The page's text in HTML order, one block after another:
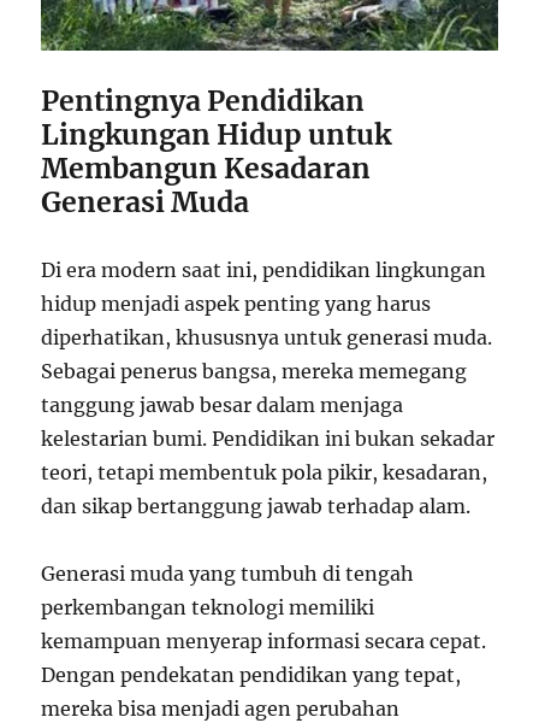
Pentingnya Pendidikan
Lingkungan Hidup untuk
Membangun Kesadaran
Generasi Muda
Di era modern saat ini, pendidikan lingkungan
hidup menjadi aspek penting yang harus
diperhatikan, khususnya untuk generasi muda.
Sebagai penerus bangsa, mereka memegang
tanggung jawab besar dalam menjaga
kelestarian bumi. Pendidikan ini bukan sekadar
teori, tetapi membentuk pola pikir, kesadaran,
dan sikap bertanggung jawab terhadap alam.
Generasi muda yang tumbuh di tengah
perkembangan teknologi memiliki
kemampuan menyerap informasi secara cepat.
Dengan pendekatan pendidikan yang tepat,
mereka bisa menjadi agen perubahan